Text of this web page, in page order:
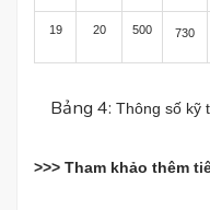
19 20 500 730
Bảng 4: Thông số kỹ
>>> Tham khảo thêm